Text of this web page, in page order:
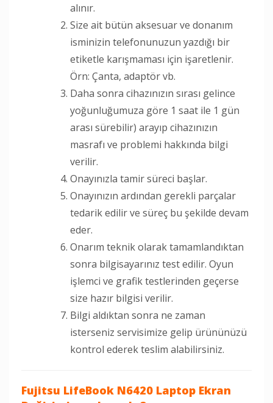
alınır.
Size ait bütün aksesuar ve donanım
isminizin telefonunuzun yazdığı bir
etiketle karışmaması için işaretlenir.
Örn: Çanta, adaptör vb.
Daha sonra cihazınızın sırası gelince
yoğunluğumuza göre 1 saat ile 1 gün
arası sürebilir) arayıp cihazınızın
masrafı ve problemi hakkında bilgi
verilir.
Onayınızla tamir süreci başlar.
Onayınızın ardından gerekli parçalar
tedarik edilir ve süreç bu şekilde devam
eder.
Onarım teknik olarak tamamlandıktan
sonra bilgisayarınız test edilir. Oyun
işlemci ve grafik testlerinden geçerse
size hazır bilgisi verilir.
Bilgi aldıktan sonra ne zaman
isterseniz servisimize gelip ürününüzü
kontrol ederek teslim alabilirsiniz.
Fujitsu LifeBook N6420 Laptop Ekran